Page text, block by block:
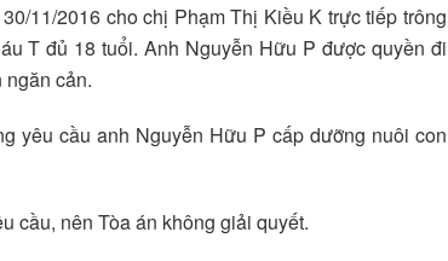
11/2016 cho chị Phạm Thị Kiều K trực tiếp trông
T đủ 18 tuổi. Anh Nguyễn Hữu P được quyền đi
ngăn cản.
yêu cầu anh Nguyễn Hữu P cấp dưỡng nuôi con
cầu, nên Tòa án không giải quyết.